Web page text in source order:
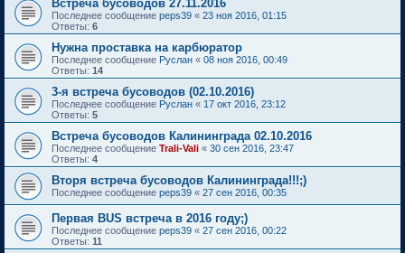
Встреча бусоводов 27.11.2016
Последнее сообщение peps39 « 23 ноя 2016, 01:15
Ответы: 6
Нужна проставка на карбюратор
Последнее сообщение Руслан « 08 ноя 2016, 00:49
Ответы: 14
3-я встреча бусоводов (02.10.2016)
Последнее сообщение Руслан « 17 окт 2016, 23:12
Ответы: 5
Встреча бусоводов Калининграда 02.10.2016
Последнее сообщение Trali-Vali « 30 сен 2016, 23:47
Ответы: 4
Вторя встреча бусоводов Калининграда!!!;)
Последнее сообщение peps39 « 27 сен 2016, 00:35
Первая BUS встреча в 2016 году;)
Последнее сообщение peps39 « 27 сен 2016, 00:22
Ответы: 11